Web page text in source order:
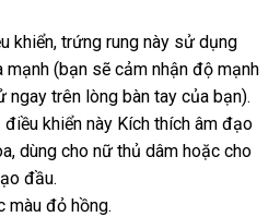
khiển, trứng rung này sử dụng
mạnh (bạn sẽ cảm nhận độ mạnh
ngay trên lòng bàn tay của bạn).
khiển này Kích thích âm đạo
dùng cho nữ thủ dâm hoặc cho
đầu.
màu đỏ hồng.